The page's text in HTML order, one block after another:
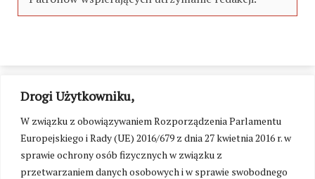
Drogi Użytkowniku,
W związku z obowiązywaniem Rozporządzenia Parlamentu
Europejskiego i Rady (UE) 2016/679 z dnia 27 kwietnia 2016 r. w
sprawie ochrony osób fizycznych w związku z
przetwarzaniem danych osobowych i w sprawie swobodnego